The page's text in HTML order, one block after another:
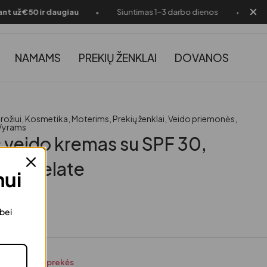
už €50 ir daugiau Siuntimas 1-3 darbo dienos 🎁
NAMAMS PREKIŲ ŽENKLAI DOVANOS
Kosmetika Moterims Prekių ženklai ,Veido priemonės
kremas su SPF 30,
Liko tik 4 prekės